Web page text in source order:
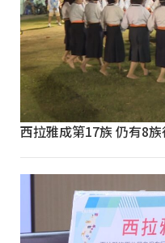
西拉雅成第17族 仍有8